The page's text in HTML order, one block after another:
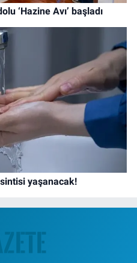
‘Hazine Avı’ başladı
yaşanacak!